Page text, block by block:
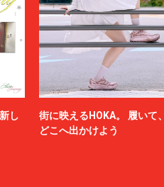
し
街に映えるHOKA。 履いて、
どこへ出かけよう